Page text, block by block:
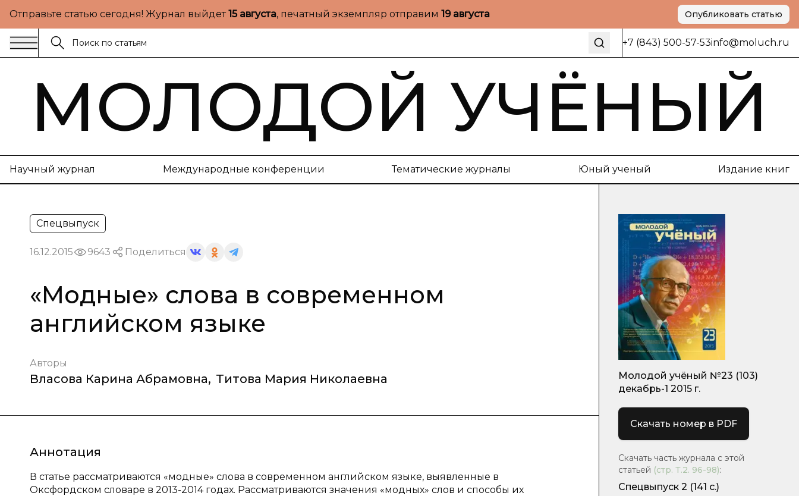
Отправьте статью сегодня! Журнал выйдет15 августа, печатный экземпляр отправим 19 августа Опубликовать статью
+7 (843) 500-57-53info@moluch.ru
МОЛОДОЙ УЧЁНЫЙ
Научный журнал Международные конференции Тематические журналы Юный ученый Издание книг
Спецвыпуск
16.12.2015 9643 Поделиться
«Модные» слова в современном
английском языке
Авторы
Власова Карина Абрамовна, Титова Мария Николаевна
Аннотация
В статье рассматриваются «модные» слова в современном английском языке, выявленные в
Оксфордском словаре в 2013-2014 годах. Рассматриваются значения «модных» слов и способы их
Молодой учёный №23 (103)
декабрь-1 2015 г.
Скачать номер в PDF
Скачать часть журнала с этой
статьей (стр. Т.2. 96-98):
Спецвыпуск 2 (141 с.)